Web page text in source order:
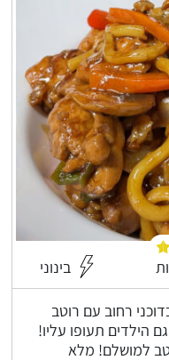
בינוני
רחוב עם רוטב
הילדים תעופו עליו!
למושלם! מלא